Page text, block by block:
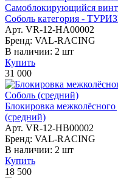
Самоблокирующийся
Соболь категория -
Арт. VR-12-HA00002
Бренд: VAL-RACING
В наличии: 2 шт
Купить
31 000
Блокировка
(средний)
Арт. VR-12-HB00002
Бренд: VAL-RACING
В наличии: 2 шт
Купить
18 500